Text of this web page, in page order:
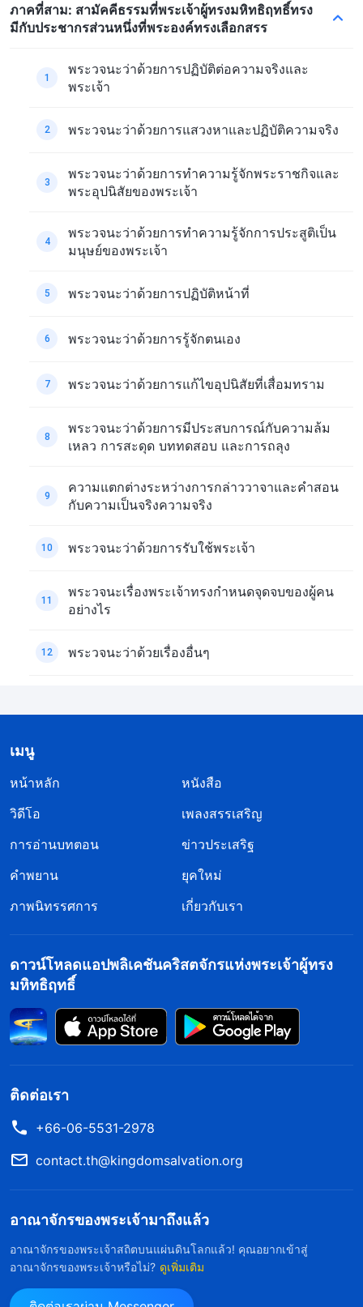
ภาคที่สาม: สามัคคีธรรมที่พระเจ้าผู้ทรงมหิทธิฤทธิ์ทรง
มีกับประชากรส่วนหนึ่งที่พระองค์ทรงเลือกสรร
1
พระวจนะว่าด้วยการปฏิบัติต่อความจริงและ
พระเจ้า
2 พระวจนะว่าด้วยการแสวงหาและปฏิบัติความจริง
3
พระวจนะว่าด้วยการทำความรู้จักพระราชกิจและ
พระอุปนิสัยของพระเจ้า
4
พระวจนะว่าด้วยการทำความรู้จักการประสูติเป็น
มนุษย์ของพระเจ้า
5 พระวจนะว่าด้วยการปฏิบัติหน้าที่
6 พระวจนะว่าด้วยการรู้จักตนเอง
7 พระวจนะว่าด้วยการแก้ไขอุปนิสัยที่เสื่อมทราม
8
พระวจนะว่าด้วยการมีประสบการณ์กับความล้ม
เหลว การสะดุด บททดสอบ และการถลุง
9
ความแตกต่างระหว่างการกล่าววาจาและคำสอน
กับความเป็นจริงความจริง
10 พระวจนะว่าด้วยการรับใช้พระเจ้า
11
พระวจนะเรื่องพระเจ้าทรงกำหนดจุดจบของผู้คน
อย่างไร
12 พระวจนะว่าด้วยเรื่องอื่นๆ
เมนู
หน้าหลัก
หนังสือ
วิดีโอ
เพลงสรรเสริญ
การอ่านบทตอน
ข่าวประเสริฐ
คำพยาน
ยุคใหม่
ภาพนิทรรศการ
เกี่ยวกับเรา
ดาวน์โหลดแอปพลิเคชันคริสตจักรแห่งพระเจ้าผู้ทรง
มหิทธิฤทธิ์
ติดต่อเรา
+66-06-5531-2978
contact.th@kingdomsalvation.org
อาณาจักรของพระเจ้ามาถึงแล้ว
อาณาจักรของพระเจ้าสถิตบนแผ่นดินโลกแล้ว! คุณอยากเข้าสู่
อาณาจักรของพระเจ้าหรือไม่? ดูเพิ่มเติม